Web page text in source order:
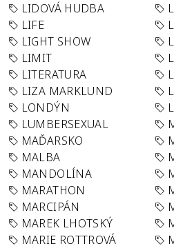
LIDOVÁ HUDBA
LIFE
LIGHT SHOW
LIMIT
LITERATURA
LIZA MARKLUND
LONDÝN
LUMBERSEXUAL
MAĎARSKO
MALBA
MANDOLÍNA
MARATHON
MARCIPÁN
MAREK LHOTSKÝ
MARIE ROTTROVÁ